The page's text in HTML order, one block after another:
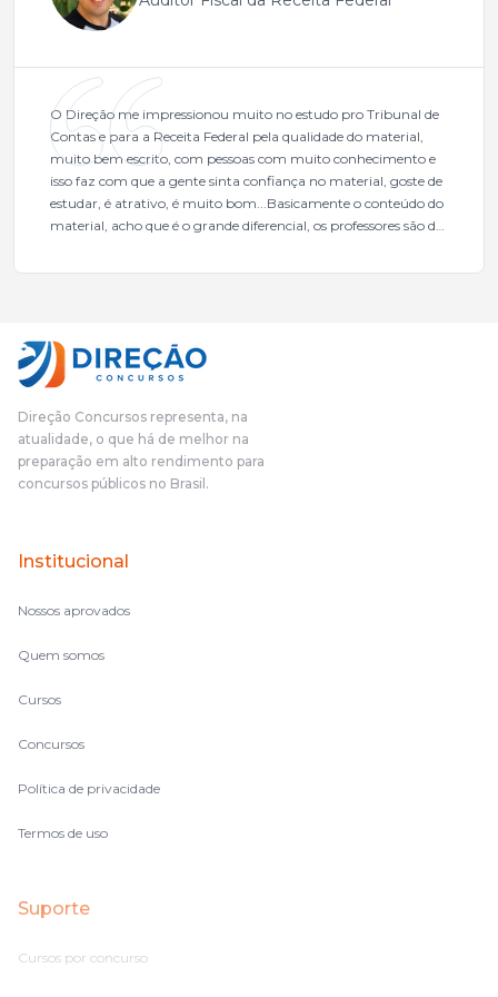
O Direção me impressionou muito no estudo pro Tribunal de
Contas e para a Receita Federal pela qualidade do material,
muito bem escrito, com pessoas com muito conhecimento e
isso faz com que a gente sinta confiança no material, goste de
estudar, é atrativo, é muito bom...Basicamente o conteúdo do
material, acho que é o grande diferencial, os professores são de
mais excelentes cargos da administração pública.Eu sempre
pudesse enxergar o que eu errei e corrigir minha rota.E além
das aulas vocês(Direção Concursos), que fizeram um
o aluno, além de ter que estudar, ele tem que perder tempo
fazendo um cronograma, num pós- edital é muito
complicado, é uma avalanche de informação, então vocês
terem feito isso é muito bacana, porque quando eu me sentia
no volume de matérias.
Direção Concursos representa, na
atualidade, o que há de melhor na
preparação em alto rendimento para
concursos públicos no Brasil.
Institucional
Nossos aprovados
Quem somos
Cursos
Concursos
Política de privacidade
Termos de uso
Suporte
Cursos por concurso